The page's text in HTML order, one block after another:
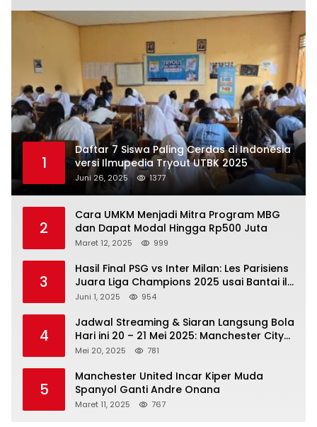
1
Daftar 7 Siswa Paling Cerdas di Indonesia
versi Ilmupedia Tryout UTBK 2025
Juni 26, 2025 1377
2
Cara UMKM Menjadi Mitra Program MBG
dan Dapat Modal Hingga Rp500 Juta
Maret 12, 2025 999
3
Hasil Final PSG vs Inter Milan: Les Parisiens
Juara Liga Champions 2025 usai Bantai il
Nerazzurri
Juni 1, 2025 954
4
Jadwal Streaming & Siaran Langsung Bola
Hari ini 20 – 21 Mei 2025: Manchester City
vs Bournemouth
Mei 20, 2025 781
5
Manchester United Incar Kiper Muda
Spanyol Ganti Andre Onana
Maret 11, 2025 767